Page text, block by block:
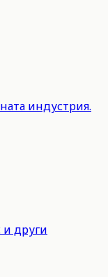
индустрия.
и други